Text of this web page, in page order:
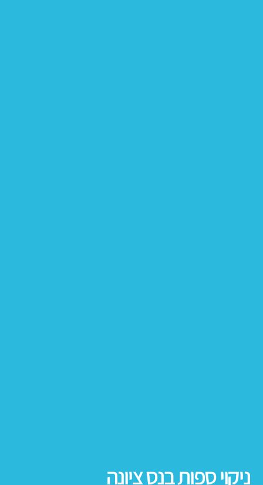
ניקוי ספות בנס ציונה